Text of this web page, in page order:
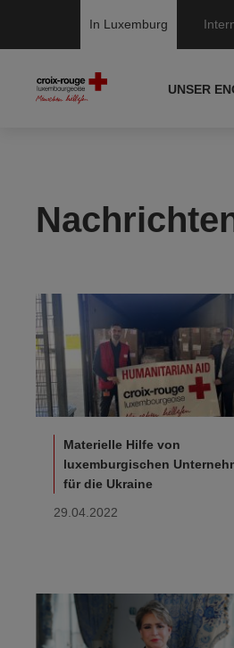
In Luxemburg
UNSER
Materielle Hilfe von
luxemburgischen
für die Ukraine
29.04.2022